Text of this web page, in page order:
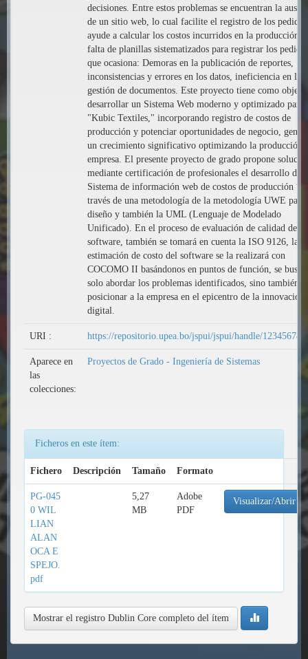
decisiones. Entre estos problemas se encuentran la
de un sitio web, lo cual facilite el registro de los
ayude a calcular los costos incurridos en la producción,
falta de planillas sistematizados para registrar los
que ocasiona: Demoras en la publicación de reportes,
inconsistencias y errores en los datos, ineficiencia en la
gestión de documentos. Este proyecto tiene como
desarrollar un Sistema Web moderno y optimizado para
"Kubic Textiles," incorporando registro de costos de
producción y potenciar oportunidades de negocio,
un crecimiento significativo optimizando la producción
empresa. El presente proyecto de grado propone
mediante certificación de profesionales el desarrollo de
Sistema de información web de costos de producción “,
través de una metodología de la metodología UWE para
diseño y también la UML (Lenguaje de Modelado
Unificado). En el proceso de evaluación de calidad de
software, también se tomará en cuenta la ISO 9126, la
estimación de costo del software se la realizará con
COCOMO II basándonos en puntos de función, se busca
solo abordar los problemas identificados, sino también
posicionar a la empresa en el epicentro de la innovación
digital.
URI : https://repositorio.upea.bo/jspui/jspui/handle/
Aparece en
las
colecciones:
Proyectos de Grado - Ingeniería de Sistemas
Ficheros en este ítem:
Fichero Descripción Tamaño Formato
PG-045
0 WIL
LIAN
ALAN
OCA E
SPEJO.
pdf
5,27
MB
Adobe
PDF
Visualizar/Abrir
Mostrar el registro Dublin Core completo del ítem